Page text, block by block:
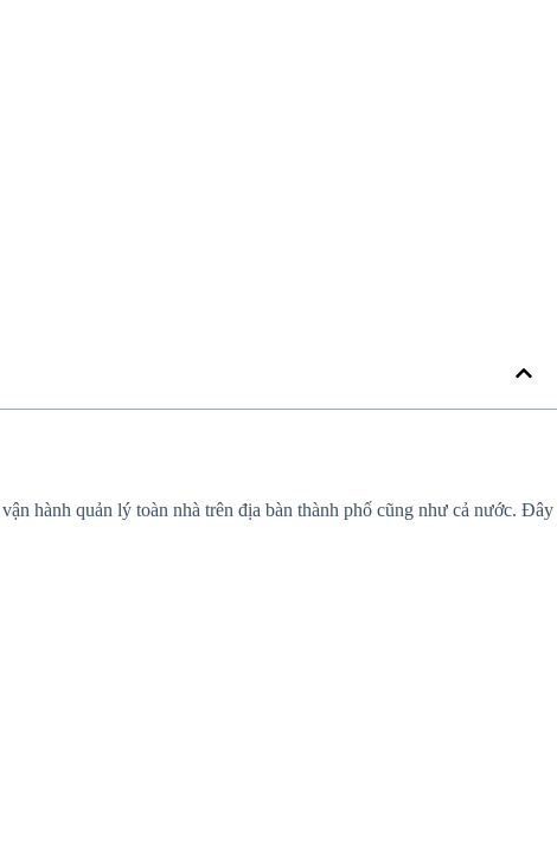
hành quản lý toàn nhà trên địa bàn thành phố cũng như cả nước. Đây